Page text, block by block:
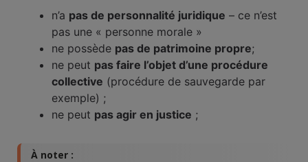
n’a pas de personnalité juridique – ce n’est
pas une « personne morale »
ne possède pas de patrimoine propre;
ne peut pas faire l’objet d’une procédure
collective (procédure de sauvegarde par
exemple) ;
ne peut pas agir en justice ;
À noter :